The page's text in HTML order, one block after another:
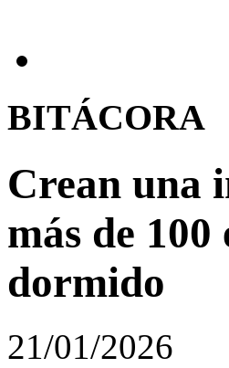
BITÁCORA
Crean una
más de 100
dormido
21/01/2026